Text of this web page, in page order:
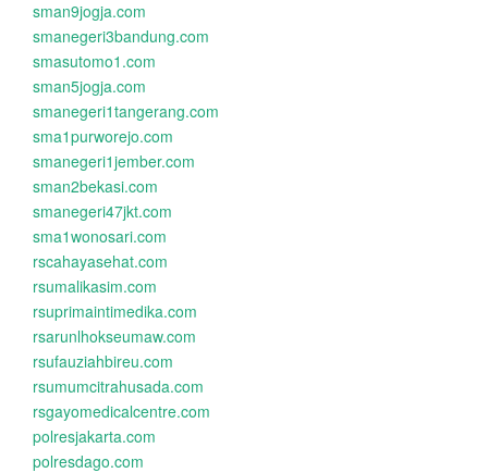
sman9jogja.com
smanegeri3bandung.com
smasutomo1.com
sman5jogja.com
smanegeri1tangerang.com
sma1purworejo.com
smanegeri1jember.com
sman2bekasi.com
smanegeri47jkt.com
sma1wonosari.com
rscahayasehat.com
rsumalikasim.com
rsuprimaintimedika.com
rsarunlhokseumaw.com
rsufauziahbireu.com
rsumumcitrahusada.com
rsgayomedicalcentre.com
polresjakarta.com
polresdago.com